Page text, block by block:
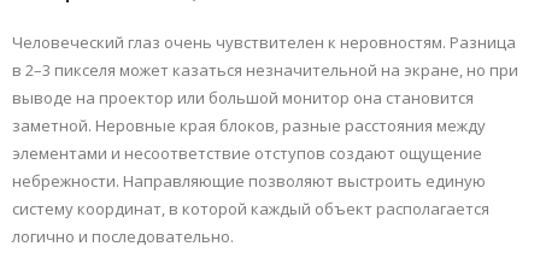
Человеческий глаз очень чувствителен к неровностям. Разница
в 2–3 пикселя может казаться незначительной на экране, но при
выводе на проектор или большой монитор она становится
заметной. Неровные края блоков, разные расстояния между
элементами и несоответствие отступов создают ощущение
небрежности. Направляющие позволяют выстроить единую
систему координат, в которой каждый объект располагается
логично и последовательно.